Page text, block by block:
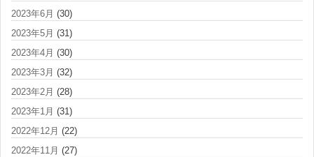
2023年6月 (30)
2023年5月 (31)
2023年4月 (30)
2023年3月 (32)
2023年2月 (28)
2023年1月 (31)
2022年12月 (22)
2022年11月 (27)